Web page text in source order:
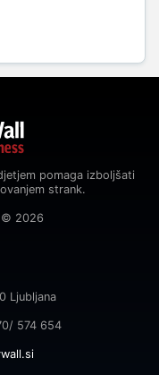
pomaga izboljšati
strank.
© 2026
Ljubljana
574 654